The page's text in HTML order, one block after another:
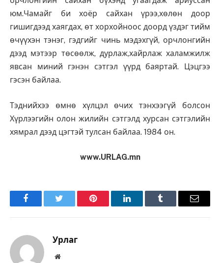
юм.Чамайг би хоёр сайхан үрээ,хөлөн доор
гишигдээд хаягдах, өт хорхойноос доорд үздэг тийм
өчүүхэн тэнэг, гэдгийг чинь мэдэхгүй, орчлонгийн
дээд мэтээр төсөөлж, дурлаж,хайрлаж халамжилж
явсан миний гэнэн сэтгэл үүрд баяртай. Цэцгээ
гэсэн байлаа.
Тэднийхээ өмнө хүлцэл өчих тэнхээгүй болсон
Хүрлээгийн олон жилийн сэтгэлд хурсан сэтгэлийн
хямрал дээд цэгтэй тулсан байлаа. 1984 он.
www.URLAG.mn
FacebookTwitter Pinterest LinkedInTumblr Имэйл
Урлаг
Вэбсайт